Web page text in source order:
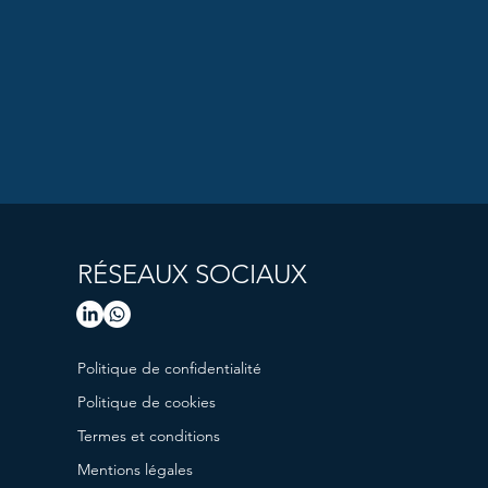
RÉSEAUX SOCIAUX
Politique de confidentialité
Politique de cookies
Termes et conditions
Mentions légales